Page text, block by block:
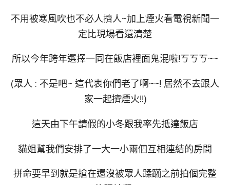
不用被寒風吹也不必人擠人~加上煙火看電視新聞一
定比現場看還清楚
所以今年跨年選擇一同在飯店裡面鬼混啦!ㄎㄎㄎ~~
(眾人 : 不是吧~ 這代表你們老了啊~~! 居然不去跟人
家一起擠煙火!!)
這天由下午請假的小冬跟我率先抵達飯店
貓姐幫我們安排了一大一小兩個互相連結的房間
拼命要早到就是搶在還沒被眾人蹂躪之前拍個完整